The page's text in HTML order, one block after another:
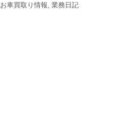
お車買取り情報 業務日記